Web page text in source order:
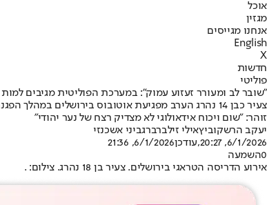
אוכל
מגזין
אנחנו מגייסים
English
X
חדשות
פוליטי
"שובר לב ומעורר זעזוע עמוק": במערכת הפוליטית מגיבים למות
צעיר כבן 14 נהרג הערב מפגיעת אוטובוס בירושלים
זוהר: "שום ויכוח אידאולוגי לא מצדיק רצח של נער יהודי"
יעקב הרשקוביץאילי זילברברגביני אשכנזי
6/1/2026, 20:27
,עודכן6/1/2026, 21:36
0השמעה
אירוע הדריסה הטראגי בירושלים. צעיר בן 18 נהרג. צילום: .